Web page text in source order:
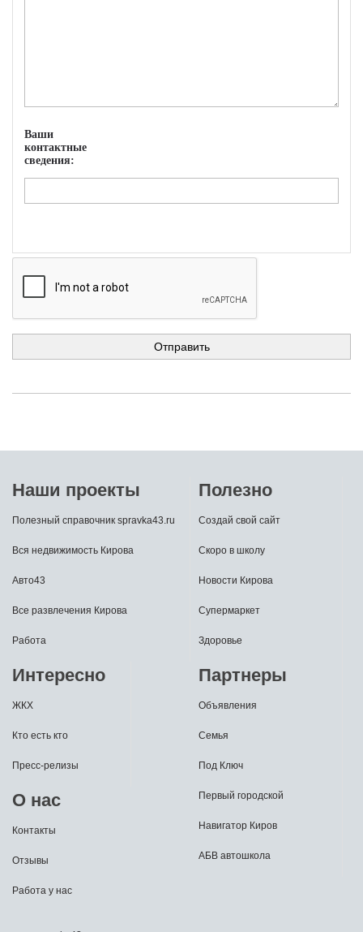
Ваши
контактные
сведения:
Наши проекты
Полезный справочник spravka43.ru
Вся недвижимость Кирова
Авто43
Все развлечения Кирова
Работа
Полезно
Создай свой сайт
Скоро в школу
Новости Кирова
Супермаркет
Здоровье
Интересно
ЖКХ
Кто есть кто
Пресс-релизы
О нас
Контакты
Отзывы
Работа у нас
Партнеры
Объявления
Семья
Под Ключ
Первый городской
Навигатор Киров
АБВ автошкола